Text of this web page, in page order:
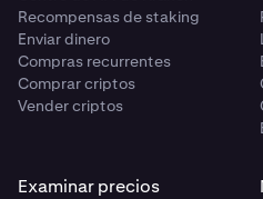
Recompensas de staking
Enviar dinero
Compras recurrentes
Comprar criptos
Vender criptos
Examinar precios